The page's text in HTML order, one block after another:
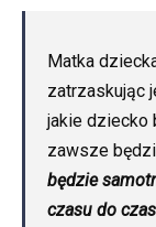
Matka
zatrzaskując
jakie dziecko
zawsze
będzie
czasu do